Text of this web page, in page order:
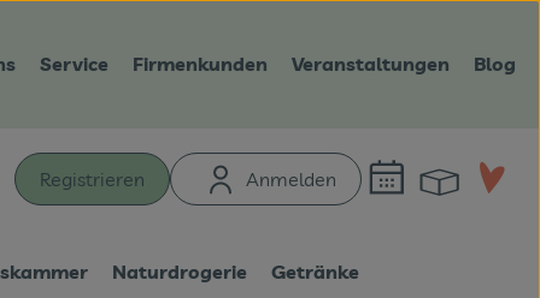
Service Firmenkunden Veranstaltungen Blog
Registrieren Anmelden
Naturdrogerie
Getränke